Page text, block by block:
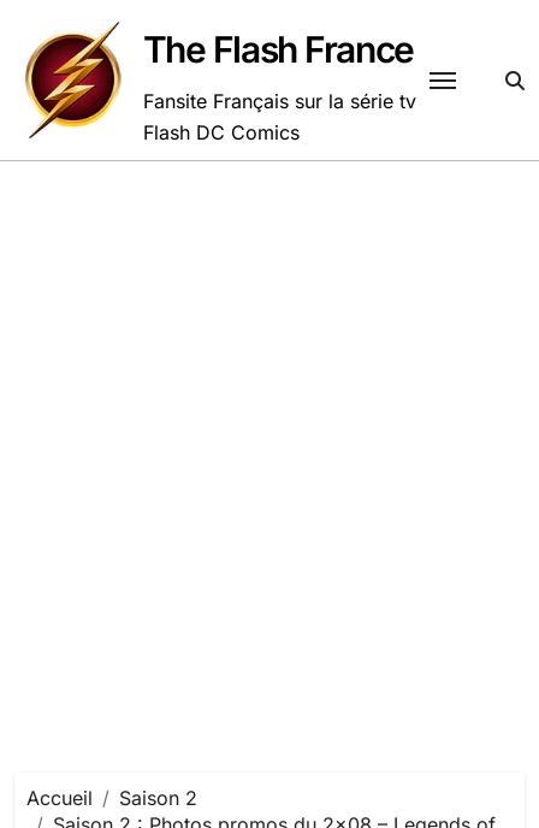
contenu
The Flash France
Fansite Français sur la série tv
Flash DC Comics
Accueil
Saison 2